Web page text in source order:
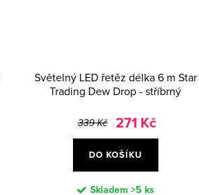
Světelný LED řetěz délka 6 m Star
Trading Dew Drop - stříbrný
339 Kč 271 Kč
DO KOŠÍKU
Skladem >5 ks